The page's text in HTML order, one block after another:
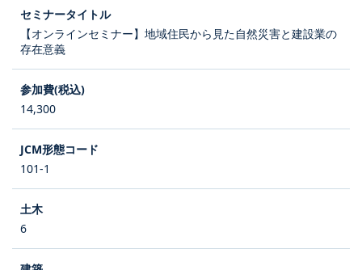
【オンラインセミナー】地域住民から見た自然災害と建設業の
存在意義
14,300
101-1
6